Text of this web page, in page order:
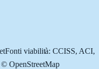
Fonti viabilità: CCISS, ACI,
OpenStreetMap